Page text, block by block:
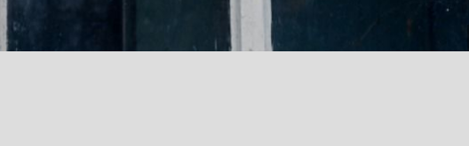
まま解散」WBC日本代表“敗戦”の真実 選手が明かす...
私のあのとき、私のいま